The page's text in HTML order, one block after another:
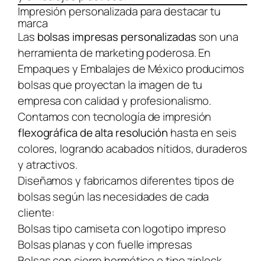
Impresión personalizada para destacar tu
marca
Las bolsas impresas personalizadas son una
herramienta de marketing poderosa. En
Empaques y Embalajes de México producimos
bolsas que proyectan la imagen de tu
empresa con calidad y profesionalismo.
Contamos con tecnología de impresión
flexográfica de alta resolución hasta en seis
colores, logrando acabados nítidos, duraderos
y atractivos.
Diseñamos y fabricamos diferentes tipos de
bolsas según las necesidades de cada
cliente:
Bolsas tipo camiseta con logotipo impreso
Bolsas planas y con fuelle impresas